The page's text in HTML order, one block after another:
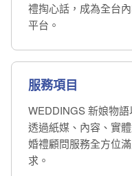
禮掏心話，成為全台
平台。
服務項目
WEDDINGS 新娘物
透過紙媒、內容、實
婚禮顧問服務全方位
求。